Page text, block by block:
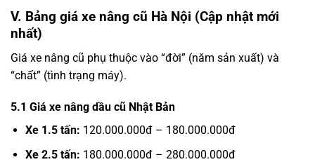
V. Bảng giá xe nâng cũ Hà Nội (Cập nhật mới
nhất)
Giá xe nâng cũ phụ thuộc vào “đời” (năm sản xuất) và
“chất” (tình trạng máy).
5.1 Giá xe nâng dầu cũ Nhật Bản
Xe 1.5 tấn: 120.000.000đ – 180.000.000đ
Xe 2.5 tấn: 180.000.000đ – 280.000.000đ